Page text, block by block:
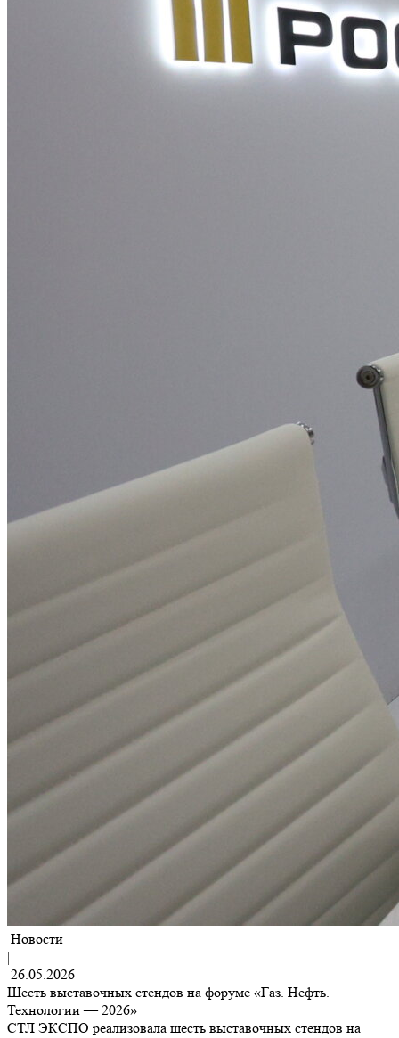
Новости
|
26.05.2026
Шесть выставочных стендов на форуме «Газ. Нефть.
Технологии — 2026»
СТЛ ЭКСПО реализовала шесть выставочных стендов на